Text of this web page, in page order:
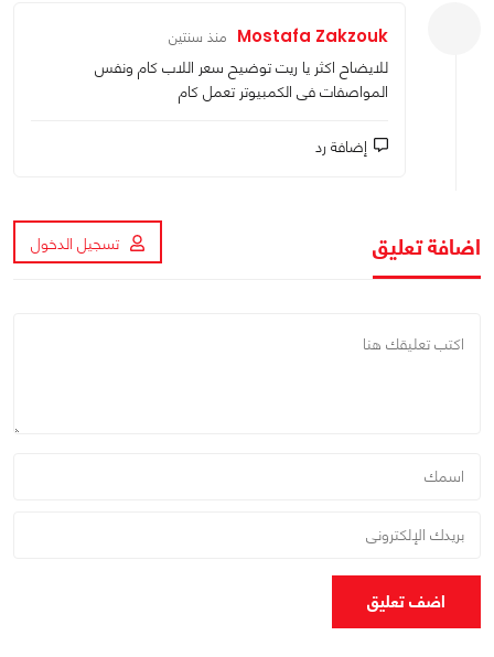
Mostafa Zakzouk منذ سنتين
للايضاح اكثر يا ريت توضيح سعر اللاب كام ونفس
المواصفات فى الكمبيوتر تعمل كام
إضافة رد
اضافة تعليق تسجيل الدخول
اضف تعليق